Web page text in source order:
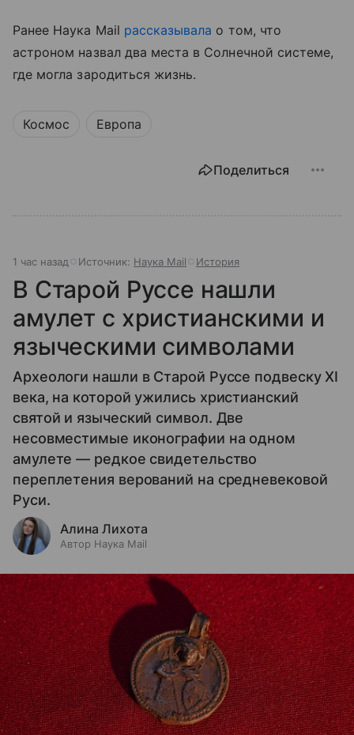
Ранее Наука Mail рассказывала о том, что
астроном назвал два места в Солнечной системе,
где могла зародиться жизнь.
Космос Европа
Поделиться
1 час назад Источник: Наука Mail История
В Старой Руссе нашли
амулет с христианскими и
языческими символами
Археологи нашли в Старой Руссе подвеску XI
века, на которой ужились христианский
святой и языческий символ. Две
несовместимые иконографии на одном
амулете — редкое свидетельство
переплетения верований на средневековой
Руси.
Алина Лихота
Автор Наука Mail